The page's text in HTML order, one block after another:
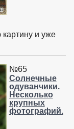
и уже
№65
Солнечные
одуванчики.
Несколько
крупных
фотографий.